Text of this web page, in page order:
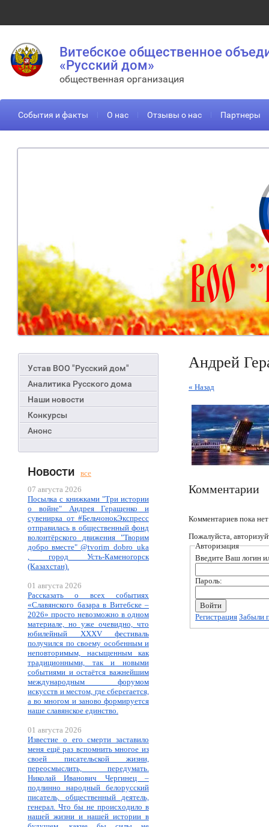
Витебское общественное
«Русский дом»
общественная организация
События и факты О нас Отзывы о нас Партнеры
Устав ВОО "Русский дом"
Аналитика Русского дома
Наши новости
Конкурсы
Анонс
Новости
все
07 августа 2026
Посылка с книжками "Три истории
о войне" Андрея Геращенко и
сувенирка от #БельчонокЭкспресс
отправилась в общественный фонд
волонтёрского движения "Творим
добро вместе" @tvorim_dobro_uka
, город Усть-Каменогорск
(Казахстан).
01 августа 2026
Рассказать о всех событиях
«Славянского базара в Витебске –
2026» просто невозможно в одном
материале, но уже очевидно, что
юбилейный XXXV фестиваль
получился по своему особенным и
неповторимым, насыщенным как
традиционными, так и новыми
событиями и остаётся важнейшим
международным форумом
искусств и местом, где сберегается,
а во многом и заново формируется
наше славянское единство.
01 августа 2026
Известие о его смерти заставило
меня ещё раз вспомнить многое из
своей писательской жизни,
переосмыслить, передумать.
Николай Иванович Чергинец –
подлинно народный белорусский
писатель, общественный деятель,
генерал. Что бы не происходило в
нашей жизни и нашей истории в
Андрей
« Назад
Комментарии
Комментариев пока нет
Пожалуйста,
Авторизация
Введите Ваш логин
Пароль:
Регистрация Забыли